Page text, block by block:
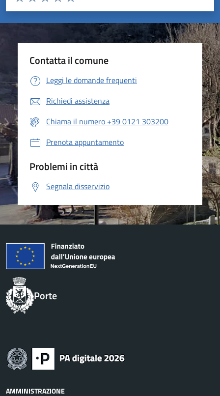
Valuta 5 stelle su 5
Valuta 4 stelle su 5
Valuta 3 stelle su 5
Valuta 2 stelle su 5
Valuta 1 stelle su 5
Contatta il comune
Leggi le domande frequenti
Richiedi assistenza
Chiama il numero +39 0121 303200
Prenota appuntamento
Problemi in città
Segnala disservizio
Porte
AMMINISTRAZIONE